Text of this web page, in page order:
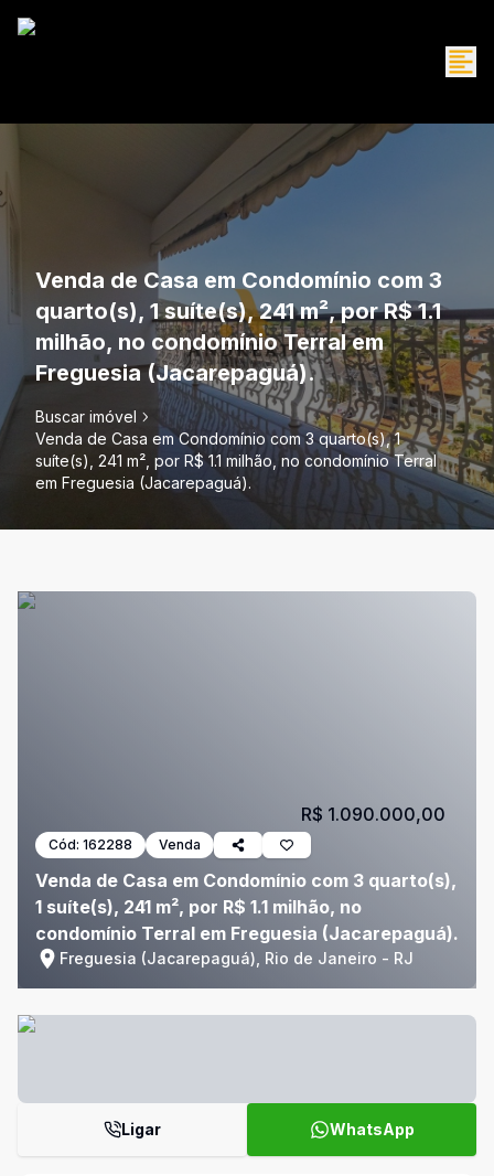
Venda de Casa em Condomínio com 3
quarto(s), 1 suíte(s), 241 m², por R$ 1.1
milhão, no condomínio Terral em
Freguesia (Jacarepaguá).
Buscar imóvel
Venda de Casa em Condomínio com 3 quarto(s), 1
suíte(s), 241 m², por R$ 1.1 milhão, no condomínio Terral
em Freguesia (Jacarepaguá).
Cód: 162288 Venda
Venda de Casa em Condomínio com 3 quarto(s),
1 suíte(s), 241 m², por R$ 1.1 milhão, no
condomínio Terral em Freguesia (Jacarepaguá).
Freguesia (Jacarepaguá), Rio de Janeiro - RJ
R$ 1.090.000,00
Ligar WhatsApp